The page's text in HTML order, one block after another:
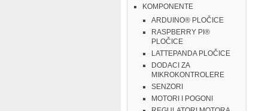
KOMPONENTE
ARDUINO® PLOČICE
RASPBERRY PI®
PLOČICE
LATTEPANDA PLOČICE
DODACI ZA
MIKROKONTROLERE
SENZORI
MOTORI I POGONI